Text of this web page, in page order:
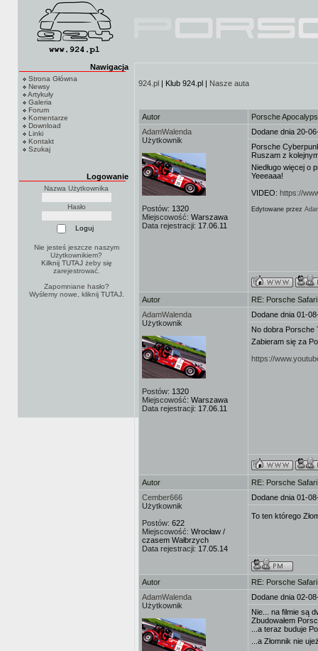
Nawigacja
Strona Główna
Newsy
Artykuły
Galeria
Forum
Komentarze
Download
Linki
Kontakt
Szukaj
Logowanie
Nazwa Użytkownika
Hasło
Nie jesteś jeszcze naszym
Użytkownikiem?
Kilknij TUTAJżeby się
zarejestrować.
Zapomniane hasło?
Wyślemy nowe, kliknij TUTAJ.
924.pl | Klub 924.pl | Nasze auta
Autor
Porsche
AdamWalenda
Użytkownik
Postów: 1320
Miejscowość: Warszawa
Data rejestracji: 17.06.11
Dodane dnia 20-
Porsche
Ruszam z
Niedługo więcej o
Yeeeaaa!
VIDEO: https://
Edytowane przez
Autor
RE: Porsche
AdamWalenda
Użytkownik
Postów: 1320
Miejscowość: Warszawa
Data rejestracji: 17.06.11
Dodane dnia 01-
No dobra Porsche
Zabieram się za
https://
Autor
RE: Porsche
Cember666
Użytkownik
Postów: 622
Miejscowość: Wrocław /
czasem Wałbrzych
Data rejestracji: 17.05.14
Dodane dnia 01-
To ten którego
Autor
RE: Porsche
AdamWalenda
Użytkownik
Dodane dnia 02-
Nie... na filmie są
Zbudowałem
...a teraz buduje
...a Złomnik nie